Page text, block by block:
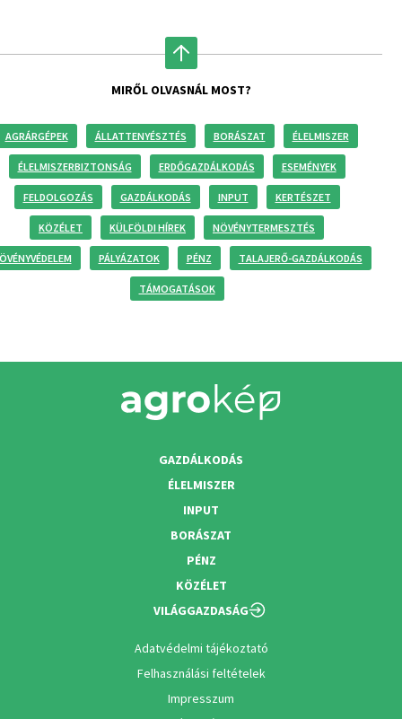
MIRŐL OLVASNÁL MOST?
AGRÁRGÉPEK ÁLLATTENYÉSZTÉS BORÁSZAT ÉLELMISZER
ÉLELMISZERBIZTONSÁG ERDŐGAZDÁLKODÁS ESEMÉNYEK
FELDOLGOZÁS GAZDÁLKODÁS INPUT KERTÉSZET
KÖZÉLET KÜLFÖLDI HÍREK NÖVÉNYTERMESZTÉS
PÁLYÁZATOK PÉNZ TALAJERŐ-GAZDÁLKODÁS
TÁMOGATÁSOK
GAZDÁLKODÁS
ÉLELMISZER
INPUT
BORÁSZAT
PÉNZ
KÖZÉLET
VILÁGGAZDASÁG
Adatvédelmi tájékoztató
Felhasználási feltételek
Impresszum